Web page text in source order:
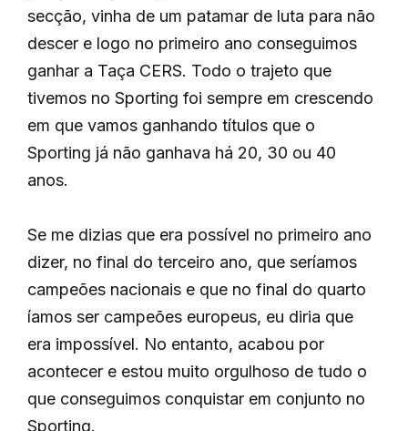
secção, vinha de um patamar de luta para não
descer e logo no primeiro ano conseguimos
ganhar a Taça CERS. Todo o trajeto que
tivemos no Sporting foi sempre em crescendo
em que vamos ganhando títulos que o
Sporting já não ganhava há 20, 30 ou 40
anos.
Se me dizias que era possível no primeiro ano
dizer, no final do terceiro ano, que seríamos
campeões nacionais e que no final do quarto
íamos ser campeões europeus, eu diria que
era impossível. No entanto, acabou por
acontecer e estou muito orgulhoso de tudo o
que conseguimos conquistar em conjunto no
Sporting.